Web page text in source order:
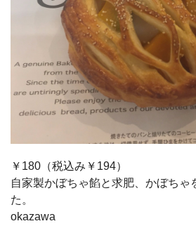
￥180（税込み￥194）
自家製かぼちゃ餡と求肥、かぼちゃ
た。
okazawa